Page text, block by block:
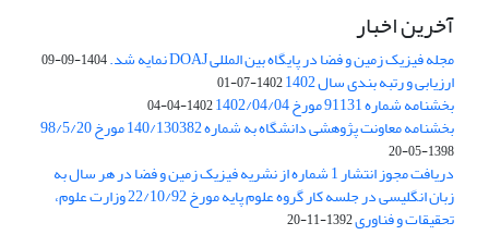
آخرین اخبار
مجله فیزیک زمین و فضا در پایگاه بین المللی DOAJ نمایه شد. 1404-09-09
ارزیابی و رتبه بندی سال 1402 1402-07-01
بخشنامه شماره 91131 مورخ 1402/04/04 1402-04-04
بخشنامه معاونت پژوهشی دانشگاه به شماره 140/130382 مورخ 98/5/20
1398-05-20
دریافت مجوز انتشار 1 شماره از نشریه فیزیک زمین و فضا در هر سال به
زبان انگلیسی در جلسه کار گروه علوم پایه مورخ 22/10/92 وزارت علوم،
تحقیقات و فناوری1392-11-20